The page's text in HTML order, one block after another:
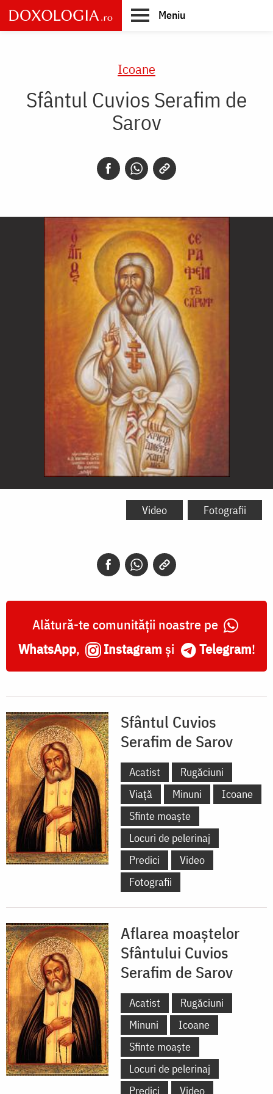
Skip
to
main
Meniu
Icoane
Sfântul Cuvios Serafim de
Sarov
Sfântul
Video Fotografii
Alătură-te comunității noastre pe
WhatsApp, Instagram și Telegram!
Sfântul Cuvios
Serafim de Sarov
Acatist
Rugăciuni
Viață
Minuni
Icoane
Sfinte moaște
Locuri de pelerinaj
Predici
Video
Fotografii
Aflarea moaștelor
Sfântului Cuvios
Serafim de Sarov
Acatist
Rugăciuni
Minuni
Icoane
Sfinte moaște
Locuri de pelerinaj
Predici
Video